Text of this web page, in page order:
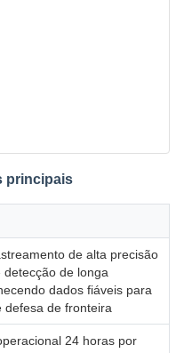
principais
de alta precisão
detecção de longa
dados fiáveis para
defesa de fronteira
24 horas por